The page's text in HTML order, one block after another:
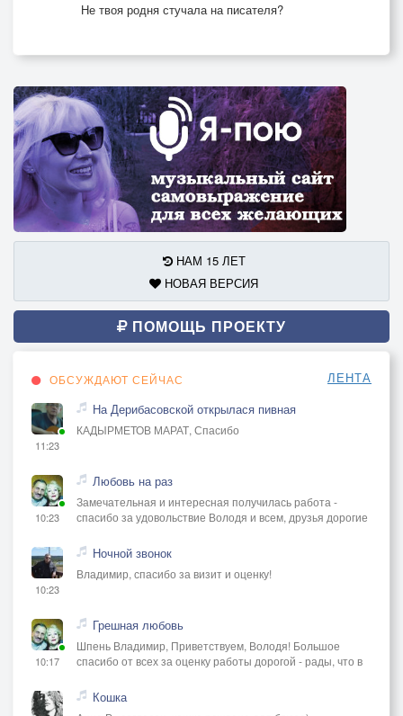
Не твоя родня стучала на писателя?
НАМ 15 ЛЕТ
НОВАЯ ВЕРСИЯ
ПОМОЩЬ ПРОЕКТУ
ОБСУЖДАЮТ СЕЙЧАС ЛЕНТА
11:23
На Дерибасовской открылася пивная
КАДЫРМЕТОВ МАРАТ, Спасибо
10:23
Любовь на раз
Замечательная и интересная получилась работа -
спасибо за удовольствие Володя и всем, друзья дорогие
10:23
Ночной звонок
Владимир, спасибо за визит и оценку!
10:17
Грешная любовь
Шпень Владимир, Приветствуем, Володя! Большое
спасибо от всех за оценку работы дорогой - рады, что в
Кошка